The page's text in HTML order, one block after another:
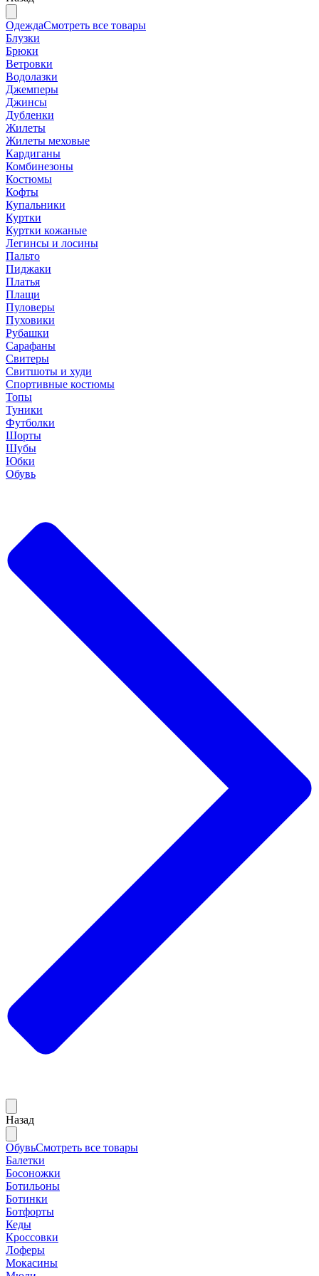
ОдеждаСмотреть все товары
Блузки
Брюки
Ветровки
Водолазки
Джемперы
Джинсы
Дубленки
Жилеты
Жилеты меховые
Кардиганы
Комбинезоны
Костюмы
Кофты
Купальники
Куртки
Куртки кожаные
Легинсы и лосины
Пальто
Пиджаки
Платья
Плащи
Пуловеры
Пуховики
Рубашки
Сарафаны
Свитеры
Свитшоты и худи
Спортивные костюмы
Топы
Туники
Футболки
Шорты
Шубы
Юбки
Обувь
Назад
ОбувьСмотреть все товары
Балетки
Босоножки
Ботильоны
Ботинки
Ботфорты
Кеды
Кроссовки
Лоферы
Мокасины